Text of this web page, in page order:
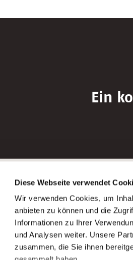
Diese Webseite verwendet
Wir verwenden Cookies, um
anbieten zu können und die
Informationen zu Ihrer
und Analysen weiter. Unsere
zusammen, die Sie ihnen
Ein
GmbH
AWO
e.V.)
Bewerbung als
Bewerbung als
Bewerbung als
Bewerbung als